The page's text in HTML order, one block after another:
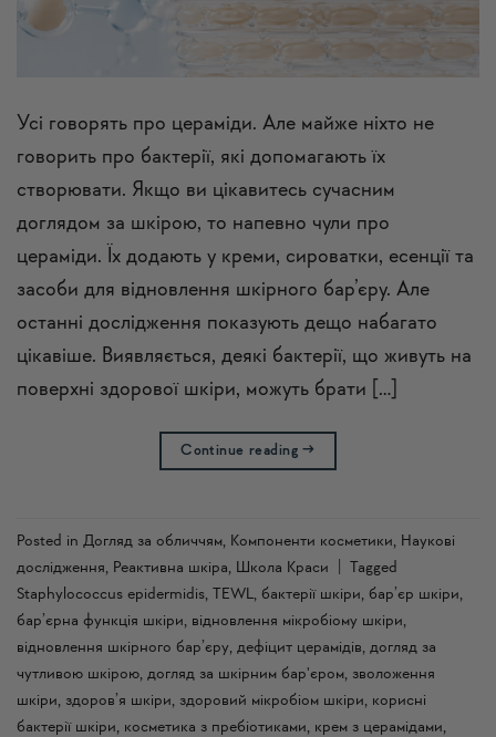
Усі говорять про цераміди. Але майже ніхто не
говорить про бактерії, які допомагають їх
створювати. Якщо ви цікавитесь сучасним
доглядом за шкірою, то напевно чули про
цераміди. Їх додають у креми, сироватки, есенції та
засоби для відновлення шкірного бар’єру. Але
останні дослідження показують дещо набагато
цікавіше. Виявляється, деякі бактерії, що живуть на
поверхні здорової шкіри, можуть брати […]
Continue reading→
Posted in Догляд за обличчям, Компоненти косметики, Наукові
дослідження, Реактивна шкіра, Школа Краси
Tagged
Staphylococcus epidermidis, TEWL, бактерії шкіри, бар’єр шкіри,
бар’єрна функція шкіри, відновлення мікробіому шкіри,
відновлення шкірного бар’єру, дефіцит церамідів, догляд за
чутливою шкірою, догляд за шкірним бар'єром, зволоження
шкіри, здоров’я шкіри, здоровий мікробіом шкіри, корисні
бактерії шкіри, косметика з пребіотиками, крем з церамідами,